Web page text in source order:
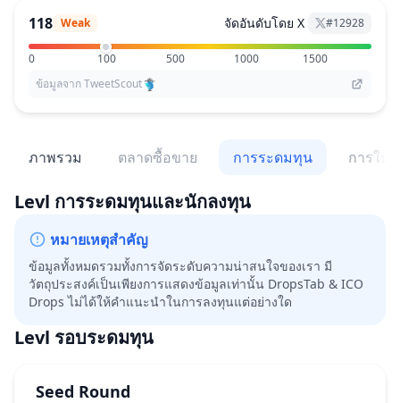
118 Weak จัดอันดับโดย X #12928
0 100 500 1000
1500
ข้อมูลจาก TweetScout
ภาพรวม ตลาดซื้อขาย การระดมทุน การให้
Levl การระดมทุนและนักลงทุน
หมายเหตุสำคัญ
ข้อมูลทั้งหมดรวมทั้งการจัดระดับความน่าสนใจของเรา มี
วัตถุประสงค์เป็นเพียงการแสดงข้อมูลเท่านั้น DropsTab & ICO
Drops ไม่ได้ให้คำแนะนำในการลงทุนแต่อย่างใด
Levl รอบระดมทุน
Seed Round